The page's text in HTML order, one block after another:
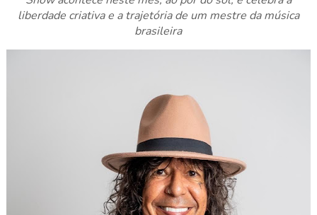
liberdade criativa e a trajetória de um mestre da música
brasileira